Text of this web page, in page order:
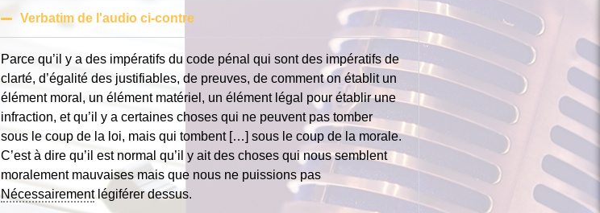
Verbatim de l'audio ci-contre
Parce qu’il y a des impératifs du code pénal qui sont des impératifs de
clarté, d’égalité des justifiables, de preuves, de comment on établit un
élément moral, un élément matériel, un élément légal pour établir une
infraction, et qu’il y a certaines choses qui ne peuvent pas tomber
sous le coup de la loi, mais qui tombent […] sous le coup de la morale.
C’est à dire qu’il est normal qu’il y ait des choses qui nous semblent
moralement mauvaises mais que nous ne puissions pas
Nécessairementlégiférer dessus.